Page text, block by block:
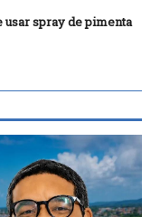
spray de pimenta